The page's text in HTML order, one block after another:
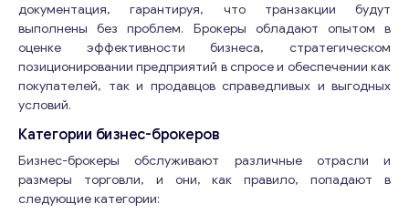
документация, гарантируя, что транзакции будут
выполнены без проблем. Брокеры обладают опытом в
оценке эффективности бизнеса, стратегическом
позиционировании предприятий в спросе и обеспечении как
покупателей, так и продавцов справедливых и выгодных
условий.
Категории бизнес-брокеров
Бизнес-брокеры обслуживают различные отрасли и
размеры торговли, и они, как правило, попадают в
следующие категории: